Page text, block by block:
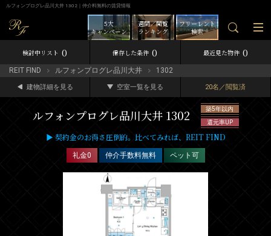
ルフォンプログレ品川大井 1302｜仲介料無料の賃貸情報
フリーレント
検索
週間／閲覧
ランキング
5大
キャンペーン
検討中リスト 0 保存した条件 0 最近見た物件 0
REIT FIND ルフォンプログレ品川大井 1302
建物詳細を見る 空室一覧を見る 20名／閲覧済
ルフォンプログレ品川大井 1302
築5年以内
還元率UP
▶ 契約金のお得さ圧倒的。比べてみれば、REIT FIND
礼金0 仲介手数料無料 ペット可